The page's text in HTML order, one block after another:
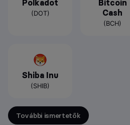
Polkadot
(DOT)
Bitcoin
Cash
(BCH)
Shiba Inu
(SHIB)
További ismertetők